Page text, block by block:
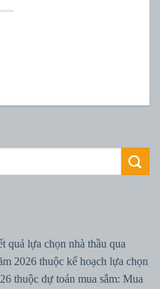
quả lựa chọn nhà thầu qua
2026 thuộc kế hoạch lựa chọn
thuộc dự toán mua sắm: Mua